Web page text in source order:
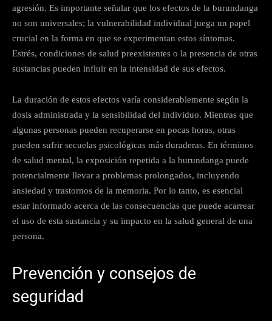
agresión. Es importante señalar que los efectos de la burundanga
no son universales; la vulnerabilidad individual juega un papel
crucial en la forma en que se experimentan estos síntomas.
Estrés, condiciones de salud preexistentes o la presencia de otras
sustancias pueden influir en la intensidad de sus efectos.
La duración de estos efectos varía considerablemente según la
dosis administrada y la sensibilidad del individuo. Mientras que
algunas personas pueden recuperarse en pocas horas, otras
pueden sufrir secuelas psicológicas más duraderas. En términos
de salud mental, la exposición repetida a la burundanga puede
potencialmente llevar a problemas prolongados, incluyendo
ansiedad y trastornos de la memoria. Por lo tanto, es esencial
estar informado acerca de las consecuencias que puede acarrear
el uso de esta sustancia y su impacto en la salud general de una
persona.
Prevención y consejos de
seguridad